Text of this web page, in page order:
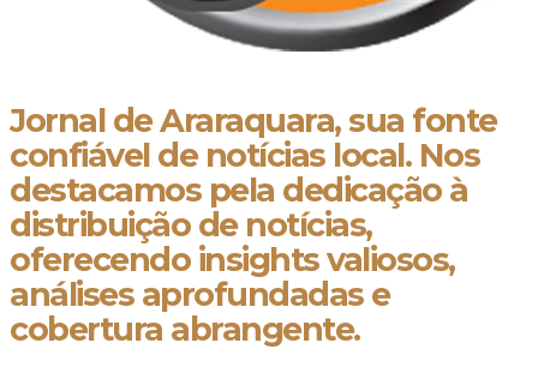
Jornal de Araraquara, sua fonte
confiável de notícias local. Nos
destacamos pela dedicação à
distribuição de notícias,
oferecendo insights valiosos,
análises aprofundadas e
cobertura abrangente.